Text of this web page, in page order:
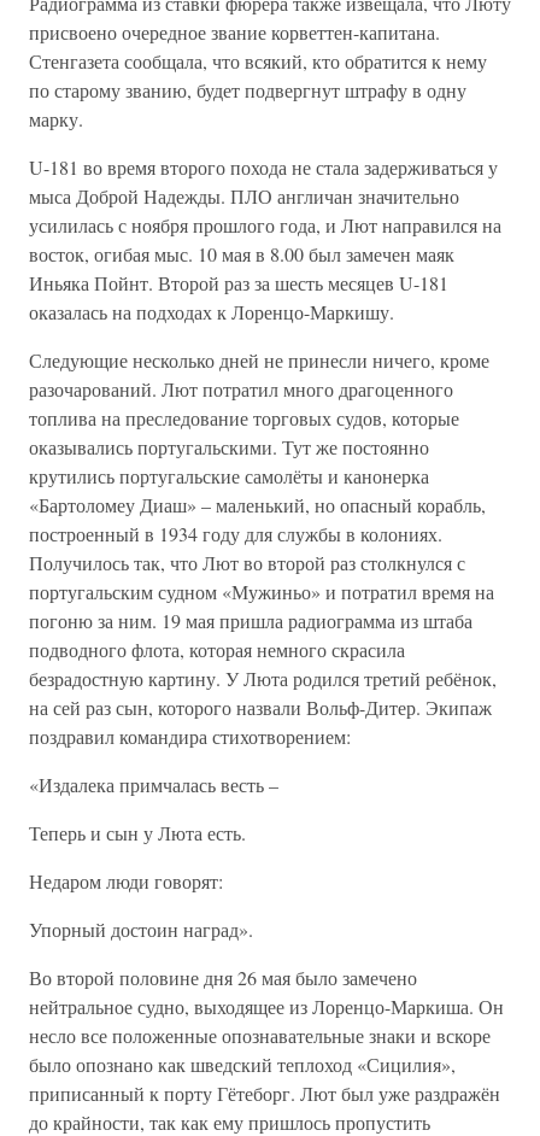
присвоено очередное звание корветтен-капитана.
Стенгазета сообщала, что всякий, кто обратится к нему
по старому званию, будет подвергнут штрафу в одну
марку.
U-181 во время второго похода не стала задерживаться у
мыса Доброй Надежды. ПЛО англичан значительно
усилилась с ноября прошлого года, и Лют направился на
восток, огибая мыс. 10 мая в 8.00 был замечен маяк
Иньяка Пойнт. Второй раз за шесть месяцев U-181
оказалась на подходах к Лоренцо-Маркишу.
Следующие несколько дней не принесли ничего, кроме
разочарований. Лют потратил много драгоценного
топлива на преследование торговых судов, которые
оказывались португальскими. Тут же постоянно
крутились португальские самолёты и канонерка
«Бартоломеу Диаш» – маленький, но опасный корабль,
построенный в 1934 году для службы в колониях.
Получилось так, что Лют во второй раз столкнулся с
португальским судном «Мужиньо» и потратил время на
погоню за ним. 19 мая пришла радиограмма из штаба
подводного флота, которая немного скрасила
безрадостную картину. У Люта родился третий ребёнок,
на сей раз сын, которого назвали Вольф-Дитер. Экипаж
поздравил командира стихотворением:
«Издалека примчалась весть –
Теперь и сын у Люта есть.
Недаром люди говорят:
Упорный достоин наград».
Во второй половине дня 26 мая было замечено
нейтральное судно, выходящее из Лоренцо-Маркиша. Он
несло все положенные опознавательные знаки и вскоре
было опознано как шведский теплоход «Сицилия»,
приписанный к порту Гётеборг. Лют был уже раздражён
до крайности, так как ему пришлось пропустить